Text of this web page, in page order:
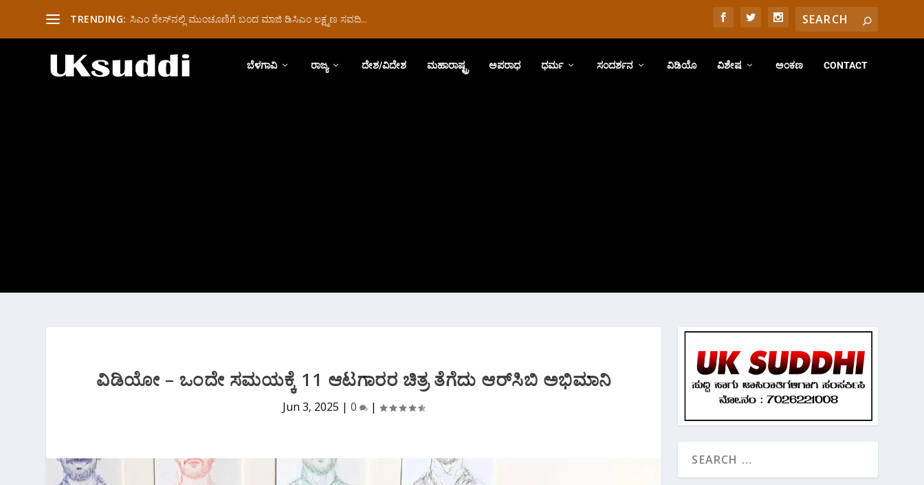
TRENDING: ಸಿಎಂ ರೇಸ್‌ನಲ್ಲಿ ಮುಂಚೂಣಿಗೆ ಬಂದ ಮಾಜಿ ಡಿಸಿಎಂ ಲಕ್ಷ್ಮಣ ಸವದಿ...
ಬೆಳಗಾವಿ ರಾಜ್ಯ ದೇಶ/ವಿದೇಶ ಮಹಾರಾಷ್ಟ್ರ ಅಪರಾಧ ಧರ್ಮ ಸಂದರ್ಶನ ವಿಡಿಯೊ ವಿಶೇಷ ಅಂಕಣ CONTACT
ವಿಡಿಯೋ‌ – ಒಂದೇ ಸಮಯಕ್ಕೆ 11 ಆಟಗಾರರ ಚಿತ್ರ ತೆಗೆದು ಆರ್‌ಸಿಬಿ ಅಭಿಮಾನಿ
Jun 3, 2025 |0 |